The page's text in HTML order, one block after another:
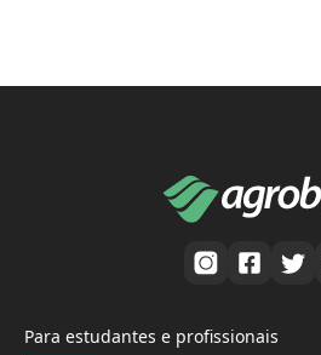
Para estudantes e profissionais